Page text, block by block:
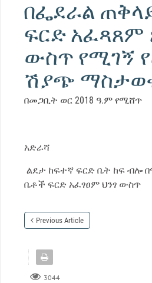
በፌደራል
ፍርድ አፈጻጸም
ውስጥ የሚገኝ
ሽያጭ
በመጋቢት ወር 2018 ዓ.ም የሚሸጥ
አድራሻ
ልደታ ከፍተኛ ፍርድ ቤት ከፍ ብሎ
ቤቶች ፍርድ አፈፃፀም ህንፃ ውስጥ
Previous Article
3044